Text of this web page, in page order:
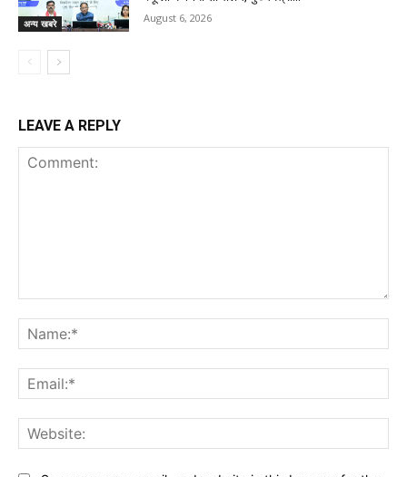
अन्य खबरे August 6, 2026
LEAVE A REPLY